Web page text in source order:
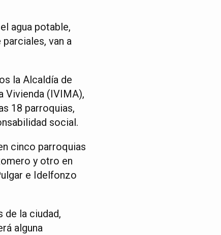
agua potable,
van a
la Alcaldía de
Vivienda (IVIMA),
18 parroquias,
social.
cinco parroquias
y otro en
e Idelfonzo
de la ciudad,
alguna